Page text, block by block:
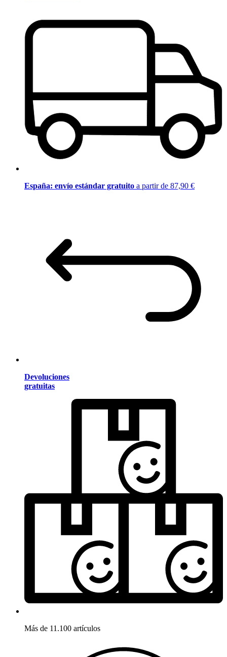
España: envío estándar gratuito a partir de 87,90 €
Devoluciones
gratuitas
Más de 11.100 artículos